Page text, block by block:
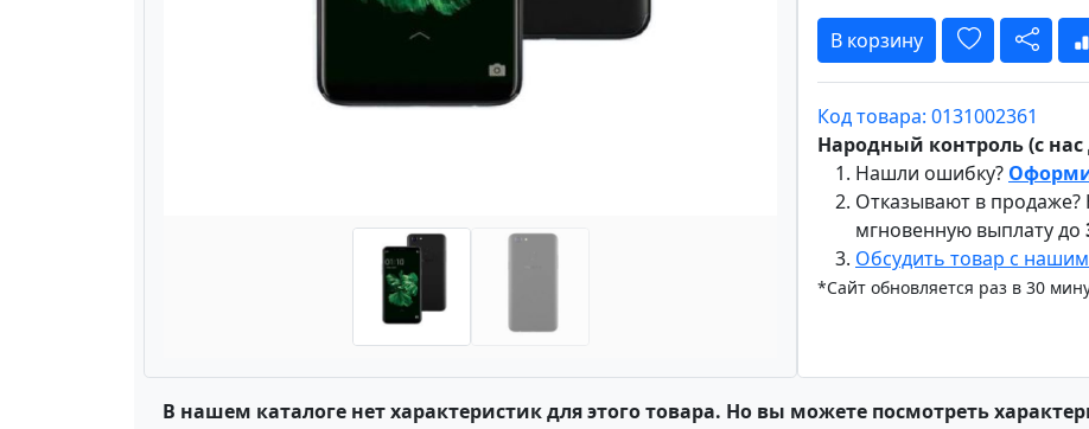
В корзину
Код товара: 0131002361
Народный контроль (с нас
Нашли ошибку?
Отказывают в продаже?
мгновенную выплату до
Обсудить товар с
*Сайт обновляется раз в 30
В нашем каталоге нет характеристик для этого товара. Но вы можете посмотреть